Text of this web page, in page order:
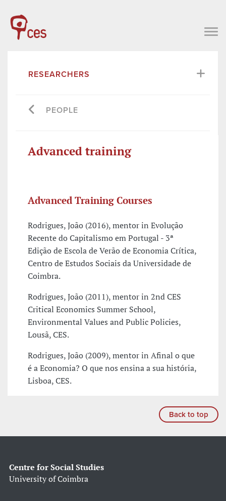
RESEARCHERS
PEOPLE
Advanced training
Advanced Training Courses
Rodrigues, João (2016), mentor in Evolução
Recente do Capitalismo em Portugal - 3ª
Edição de Escola de Verão de Economia Crítica,
Centro de Estudos Sociais da Universidade de
Coimbra.
Rodrigues, João (2011), mentor in 2nd CES
Critical Economics Summer School,
Environmental Values and Public Policies,
Lousã, CES.
Rodrigues, João (2009), mentor in Afinal o que
é a Economia? O que nos ensina a sua história,
Lisboa, CES.
Back to top
Centre for Social Studies
University of Coimbra